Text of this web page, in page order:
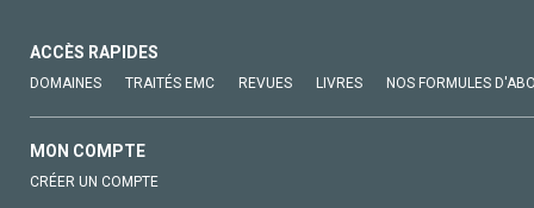
ACCÈS RAPIDES
DOMAINES TRAITÉS EMC REVUES LIVRES NOS FORMULES
MON COMPTE
CRÉER UN COMPTE